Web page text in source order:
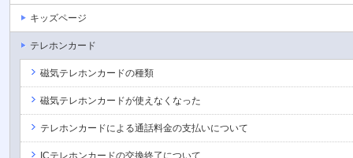
キッズページ
テレホンカード
磁気テレホンカードの種類
磁気テレホンカードが使えなくなった
テレホンカードによる通話料金の支払いについて
ICテレホンカードの交換終了について